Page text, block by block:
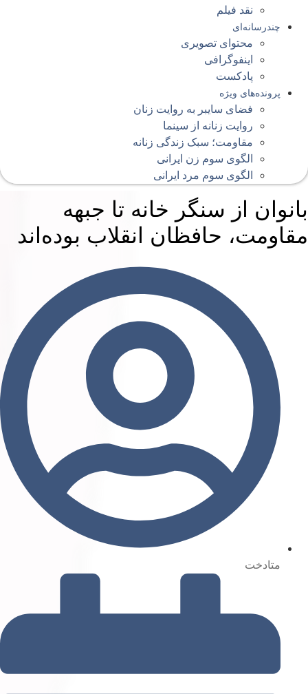
نقد فیلم
چندرسانه‌ای
محتوای تصویری
اینفوگرافی
پادکست
پرونده‌های ویژه
فضای سایبر به روایت زنان
روایت زنانه از سینما
مقاومت؛ سبک زندگی زنانه
الگوی سوم زن ایرانی
الگوی سوم مرد ایرانی
از سنگر خانه تا جبهه
حافظان انقلاب بوده‌اند
متادخت